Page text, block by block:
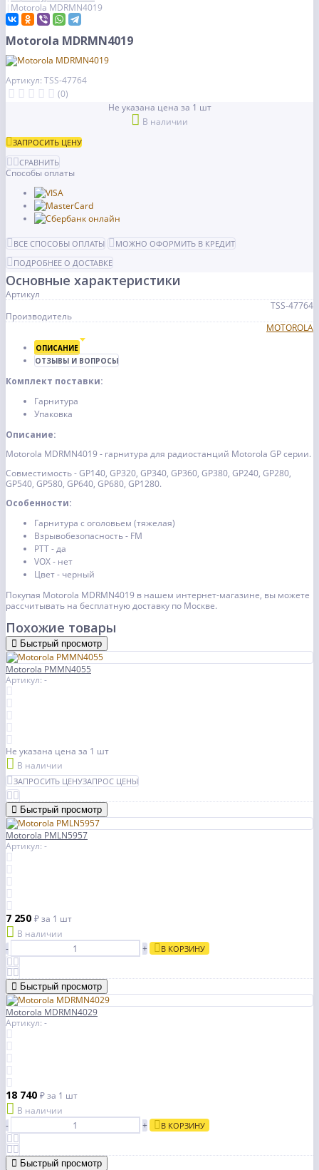
Motorola MDRMN4019
Motorola MDRMN4019
Артикул: TSS-47764
(0)
Не указана цена за 1 шт
В наличии
ЗАПРОСИТЬ ЦЕНУ
СРАВНИТЬ
Способы оплаты
ВСЕ СПОСОБЫ ОПЛАТЫ
МОЖНО ОФОРМИТЬ В КРЕДИТ
ПОДРОБНЕЕ О ДОСТАВКЕ
Основные характеристики
Артикул
TSS-47764
Производитель
MOTOROLA
ОПИСАНИЕ
ОТЗЫВЫ И ВОПРОСЫ
Комплект поставки:
Гарнитура
Упаковка
Описание:
Motorola MDRMN4019 - гарнитура для радиостанций Motorola GP серии.
Совместимость - GP140, GP320, GP340, GP360, GP380, GP240, GP280,
GP540, GP580, GP640, GP680, GP1280.
Особенности:
Гарнитура с оголовьем (тяжелая)
Взрывобезопасность - FM
PTT - да
VOX - нет
Цвет - черный
Покупая Motorola MDRMN4019 в нашем интернет-магазине, вы можете
рассчитывать на бесплатную доставку по Москве.
Похожие товары
Быстрый просмотр
Motorola PMMN4055
Артикул: -
Не указана цена за 1 шт
В наличии
ЗАПРОСИТЬ ЦЕНУЗАПРОС ЦЕНЫ
Быстрый просмотр
Motorola PMLN5957
Артикул: -
7 250 ₽за 1 шт
В наличии
-
+ В КОРЗИНУ
Быстрый просмотр
Motorola MDRMN4029
Артикул: -
18 740 ₽за 1 шт
В наличии
-
+ В КОРЗИНУ
Быстрый просмотр